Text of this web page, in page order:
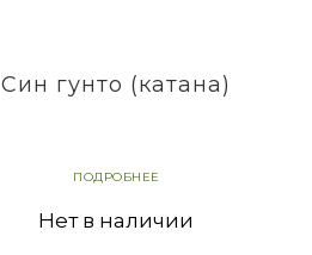
Син гунто (катана)
ПОДРОБНЕЕ
Нет в наличии